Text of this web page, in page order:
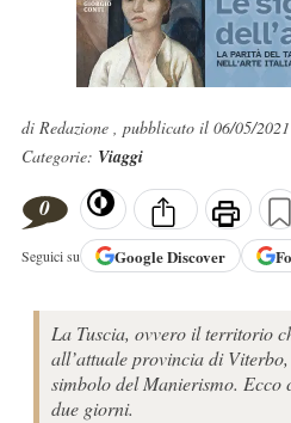
di Redazione , pubblicato il 06/05/2021
Categorie: Viaggi
0
Seguici su GoogleDiscover
La Tuscia, ovvero il territorio
all’attuale provincia di
simbolo del Manierismo. Ecco
due giorni.